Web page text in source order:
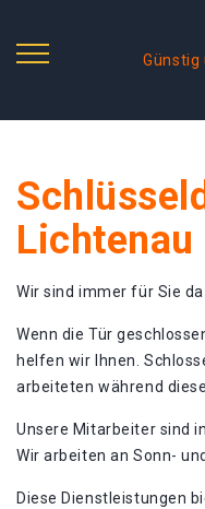
Günstig
Lichtenau
Wir sind immer für Sie
Wenn die Tür
helfen wir Ihnen.
arbeiteten während
Unsere Mitarbeiter sind
Wir arbeiten an Sonn-
Diese Dienstleistungen